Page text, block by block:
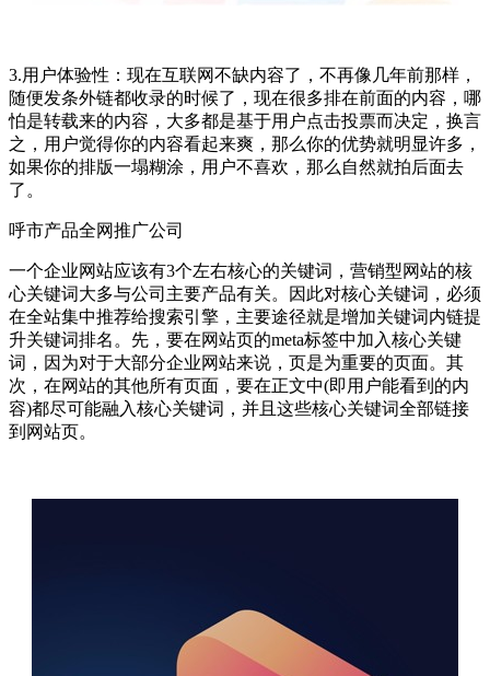
3.用户体验性：现在互联网不缺内容了，不再像几年前那样，
随便发条外链都收录的时候了，现在很多排在前面的内容，哪
怕是转载来的内容，大多都是基于用户点击投票而决定，换言
之，用户觉得你的内容看起来爽，那么你的优势就明显许多，
如果你的排版一塌糊涂，用户不喜欢，那么自然就拍后面去
了。
呼市产品全网推广公司
一个企业网站应该有3个左右核心的关键词，营销型网站的核
心关键词大多与公司主要产品有关。因此对核心关键词，必须
在全站集中推荐给搜索引擎，主要途径就是增加关键词内链提
升关键词排名。先，要在网站页的meta标签中加入核心关键
词，因为对于大部分企业网站来说，页是为重要的页面。其
次，在网站的其他所有页面，要在正文中(即用户能看到的内
容)都尽可能融入核心关键词，并且这些核心关键词全部链接
到网站页。